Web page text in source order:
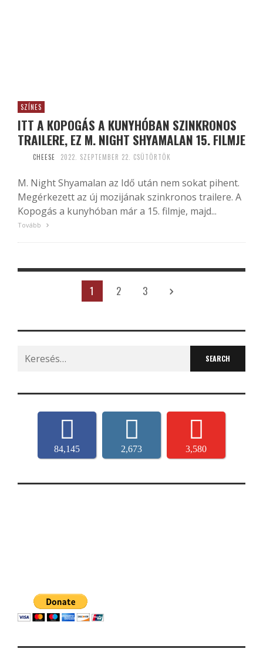
SZÍNES
ITT A KOPOGÁS A KUNYHÓBAN SZINKRONOS
TRAILERE, EZ M. NIGHT SHYAMALAN 15. FILMJE
CHEESE 2022. SZEPTEMBER 22. CSÜTÖRTÖK
M. Night Shyamalan az Idő után nem sokat pihent.
Megérkezett az új mozijának szinkronos trailere. A
Kopogás a kunyhóban már a 15. filmje, majd...
Tovább
1 2 3
Search
for:
84,145 2,673 3,580